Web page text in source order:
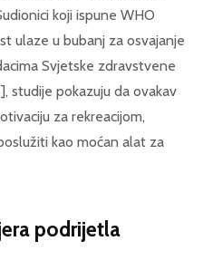
koji ispune WHO
ulaze u bubanj za osvajanje
Svjetske zdravstvene
studije pokazuju da ovakav
za rekreacijom,
kao moćan alat za
podrijetla